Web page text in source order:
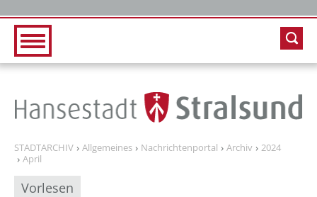
STADTARCHIV Allgemeines Nachrichtenportal Archiv
2024
April
Vorlesen